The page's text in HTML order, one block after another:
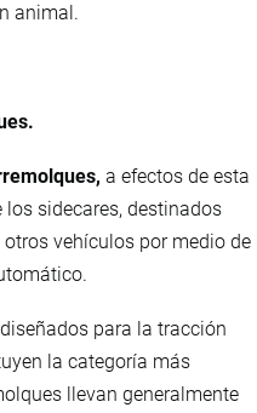
animal.
a efectos de esta
sidecares, destinados
vehículos por medio de
para la tracción
la categoría más
llevan generalmente